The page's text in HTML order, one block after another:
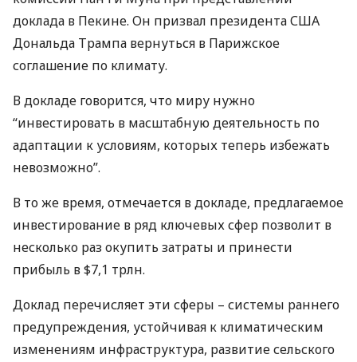
доклада в Пекине. Он призвал президентаСША
Дональда Трампа вернуться в Парижское
соглашение по климату.
В докладе говорится, что миру нужно
“инвестировать в масштабную деятельность по
адаптации к условиям, которых теперь избежать
невозможно”.
В то же время, отмечается в докладе, предлагаемое
инвестирование в ряд ключевых сфер позволит в
несколько раз окупить затраты и принести
прибыль в $7,1 трлн.
Доклад перечисляет эти сферы – системы раннего
предупреждения, устойчивая к климатическим
изменениям инфраструктура, развитие сельского